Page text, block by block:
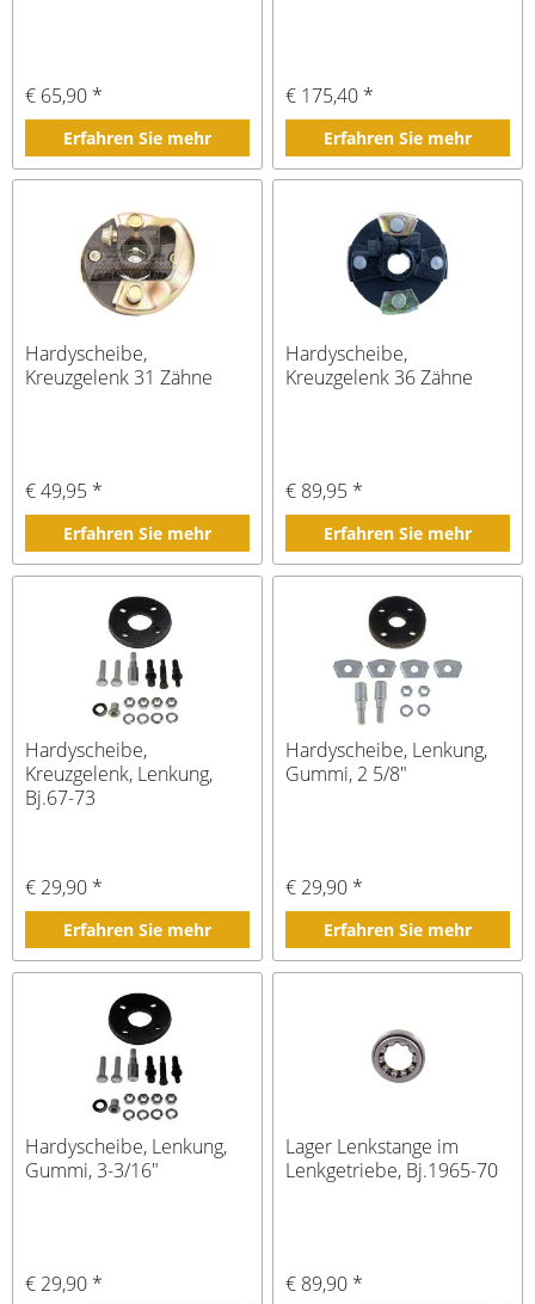
€ 65,90 *
Erfahren Sie mehr
€ 175,40 *
Erfahren Sie mehr
Hardyscheibe,
Kreuzgelenk 31 Zähne
€ 49,95 *
Erfahren Sie mehr
Hardyscheibe,
Kreuzgelenk 36 Zähne
€ 89,95 *
Erfahren Sie mehr
Hardyscheibe,
Kreuzgelenk, Lenkung,
Bj.67-73
€ 29,90 *
Erfahren Sie mehr
Hardyscheibe, Lenkung,
Gummi, 2 5/8"
€ 29,90 *
Erfahren Sie mehr
Hardyscheibe, Lenkung,
Gummi, 3-3/16"
€ 29,90 *
Lager Lenkstange im
Lenkgetriebe, Bj.1965-70
€ 89,90 *